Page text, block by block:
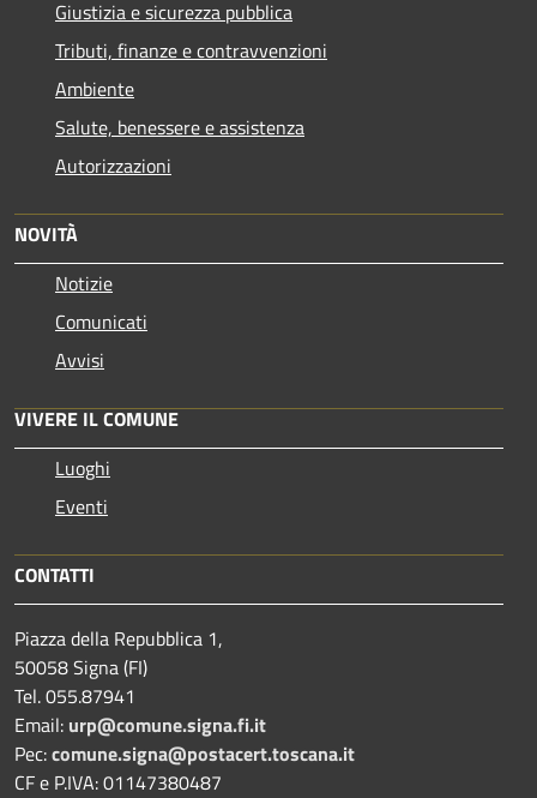
Giustizia e sicurezza pubblica
Tributi, finanze e contravvenzioni
Ambiente
Salute, benessere e assistenza
Autorizzazioni
NOVITÀ
Notizie
Comunicati
Avvisi
VIVERE IL COMUNE
Luoghi
Eventi
CONTATTI
Piazza della Repubblica 1,
50058 Signa (FI)
Tel. 055.87941
Email: urp@comune.signa.fi.it
Pec:comune.signa@postacert.toscana.it
CF e P.IVA: 01147380487